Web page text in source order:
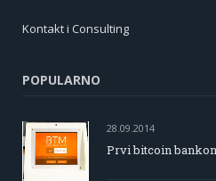
Kontakt i Consulting
POPULARNO
28.09.2014
Prvi bitcoin